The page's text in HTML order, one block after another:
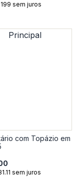
sem juros
com Topázio em
sem juros